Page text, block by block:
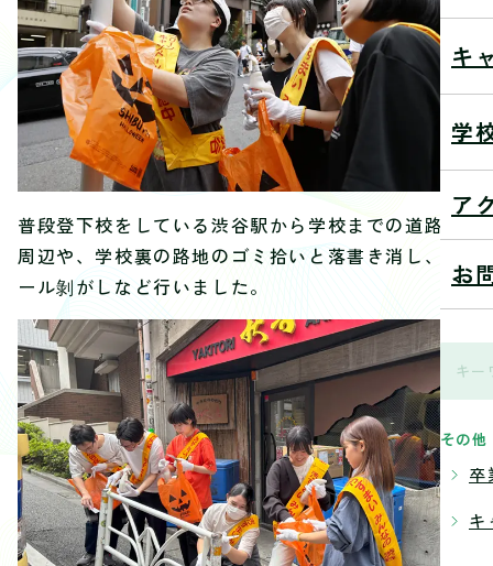
キ
学
ア
お
その他
卒
キ
普段登下校をしている渋谷駅から学校までの道路の
周辺や、学校裏の路地のゴミ拾いと落書き消し、シ
ール剝がしなど行いました。